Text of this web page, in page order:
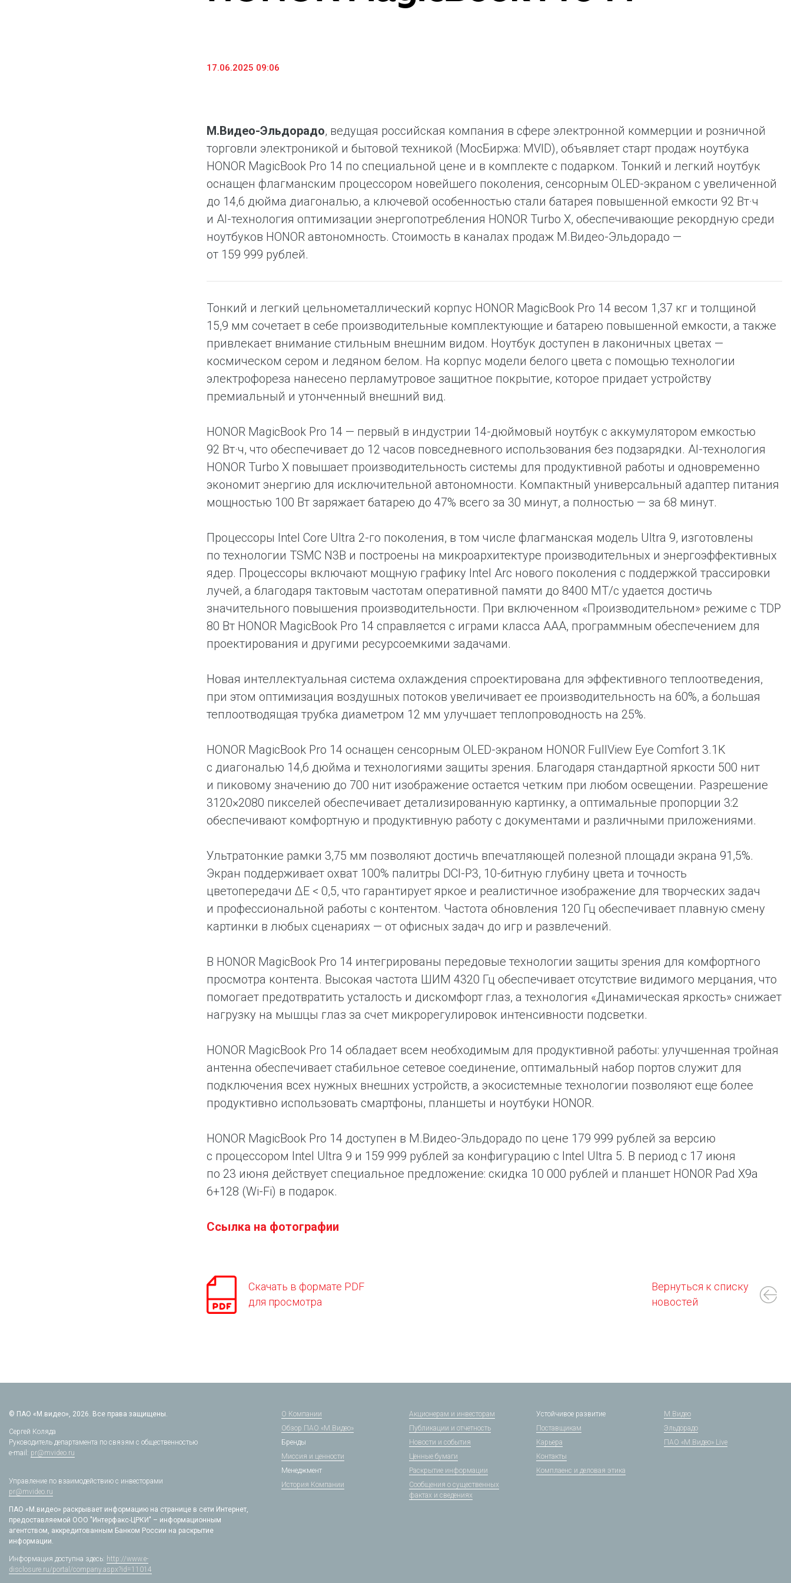
«М.Видео» — эксперт-инноватор в сфере торговли
категории товаров, услуг и сервисов.
17.06.2025 09:06
М.Видео-Эльдорадо, ведущая российская компания в сфере электронной коммерции и розничной
торговли электроникой и бытовой техникой (МосБиржа: MVID), объявляет старт продаж ноутбука
HONOR MagicBook Pro 14 по специальной цене и в комплекте с подарком. Тонкий и легкий ноутбук
оснащен флагманским процессором новейшего поколения, сенсорным OLED-экраном с увеличенной
до 14,6 дюйма диагональю, а ключевой особенностью стали батарея повышенной емкости 92 Вт·ч
и AI-технология оптимизации энергопотребления HONOR Turbo X, обеспечивающие рекордную среди
ноутбуков HONOR автономность. Стоимость в каналах продаж М.Видео-Эльдорадо —
от 159 999 рублей.
Тонкий и легкий цельнометаллический корпус HONOR MagicBook Pro 14 весом 1,37 кг и толщиной
15,9 мм сочетает в себе производительные комплектующие и батарею повышенной емкости, а также
привлекает внимание стильным внешним видом. Ноутбук доступен в лаконичных цветах —
космическом сером и ледяном белом. На корпус модели белого цвета с помощью технологии
электрофореза нанесено перламутровое защитное покрытие, которое придает устройству
премиальный и утонченный внешний вид.
HONOR MagicBook Pro 14 — первый в индустрии 14-дюймовый ноутбук с аккумулятором емкостью
92 Вт·ч, что обеспечивает до 12 часов повседневного использования без подзарядки. AI-технология
HONOR Turbo X повышает производительность системы для продуктивной работы и одновременно
экономит энергию для исключительной автономности. Компактный универсальный адаптер питания
мощностью 100 Вт заряжает батарею до 47% всего за 30 минут, а полностью — за 68 минут.
Процессоры Intel Core Ultra 2-го поколения, в том числе флагманская модель Ultra 9, изготовлены
по технологии TSMC N3B и построены на микроархитектуре производительных и энергоэффективных
ядер. Процессоры включают мощную графику Intel Arc нового поколения с поддержкой трассировки
лучей, а благодаря тактовым частотам оперативной памяти до 8400 МТ/с удается достичь
значительного повышения производительности. При включенном «Производительном» режиме с TDP
80 Вт HONOR MagicBook Pro 14 справляется с играми класса AAA, программным обеспечением для
проектирования и другими ресурсоемкими задачами.
Новая интеллектуальная система охлаждения спроектирована для эффективного теплоотведения,
при этом оптимизация воздушных потоков увеличивает ее производительность на 60%, а большая
теплоотводящая трубка диаметром 12 мм улучшает теплопроводность на 25%.
HONOR MagicBook Pro 14 оснащен сенсорным OLED-экраном HONOR FullView Eye Comfort 3.1K
с диагональю 14,6 дюйма и технологиями защиты зрения. Благодаря стандартной яркости 500 нит
и пиковому значению до 700 нит изображение остается четким при любом освещении. Разрешение
3120×2080 пикселей обеспечивает детализированную картинку, а оптимальные пропорции 3:2
обеспечивают комфортную и продуктивную работу с документами и различными приложениями.
Ультратонкие рамки 3,75 мм позволяют достичь впечатляющей полезной площади экрана 91,5%.
Экран поддерживает охват 100% палитры DCI-P3, 10-битную глубину цвета и точность
цветопередачи ΔE < 0,5, что гарантирует яркое и реалистичное изображение для творческих задач
и профессиональной работы с контентом. Частота обновления 120 Гц обеспечивает плавную смену
картинки в любых сценариях — от офисных задач до игр и развлечений.
В HONOR MagicBook Pro 14 интегрированы передовые технологии защиты зрения для комфортного
просмотра контента. Высокая частота ШИМ 4320 Гц обеспечивает отсутствие видимого мерцания, что
помогает предотвратить усталость и дискомфорт глаз, а технология «Динамическая яркость» снижает
нагрузку на мышцы глаз за счет микрорегулировок интенсивности подсветки.
HONOR MagicBook Pro 14 обладает всем необходимым для продуктивной работы: улучшенная тройная
антенна обеспечивает стабильное сетевое соединение, оптимальный набор портов служит для
подключения всех нужных внешних устройств, а экосистемные технологии позволяют еще более
продуктивно использовать смартфоны, планшеты и ноутбуки HONOR.
HONOR MagicBook Pro 14 доступен в М.Видео-Эльдорадо по цене 179 999 рублей за версию
c процессором Intel Ultra 9 и 159 999 рублей за конфигурацию с Intel Ultra 5. В период с 17 июня
по 23 июня действует специальное предложение: скидка 10 000 рублей и планшет HONOR Pad X9a
6+128 (Wi-Fi) в подарок.
Ссылка на фотографии
Скачать в формате PDF
для просмотра
Вернуться к списку
новостей
© ПАО «М.видео», 2026. Все права защищены.
Сергей Коляда
Руководитель департамента по связям с общественностью
e-mail: pr@mvideo.ru
Управление по взаимодействию с инвесторами
pr@mvideo.ru
ПАО «М.видео» раскрывает информацию на странице в сети Интернет,
предоставляемой ООО "Интерфакс-ЦРКИ" – информационным
агентством, аккредитованным Банком России на раскрытие
информации.
Информация доступна здесь: http://www.e-
disclosure.ru/portal/company.aspx?id=11014
О Компании
Обзор ПАО «М.Видео»
Бренды
Миссия и ценности
Менеджмент
История Компании
Акционерам и инвесторам
Публикации и отчетность
Новости и события
Ценные бумаги
Раскрытие информации
Сообщения о существенных
фактах и сведениях
Устойчивое развитие
Поставщикам
Карьера
Контакты
Комплаенс и деловая этика
М.Видео
Эльдорадо
ПАО «М.Видео» Live